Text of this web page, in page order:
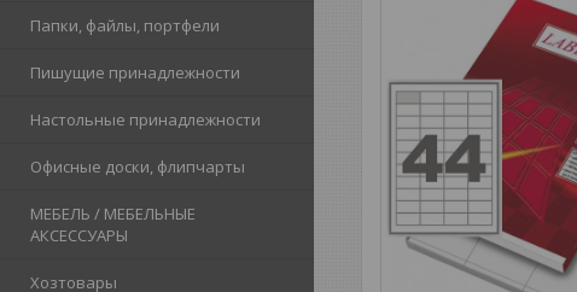
Папки, файлы, портфели
Пишущие принадлежности
Настольные принадлежности
Офисные доски, флипчарты
МЕБЕЛЬ / МЕБЕЛЬНЫЕ
АКСЕССУАРЫ
Хозтовары